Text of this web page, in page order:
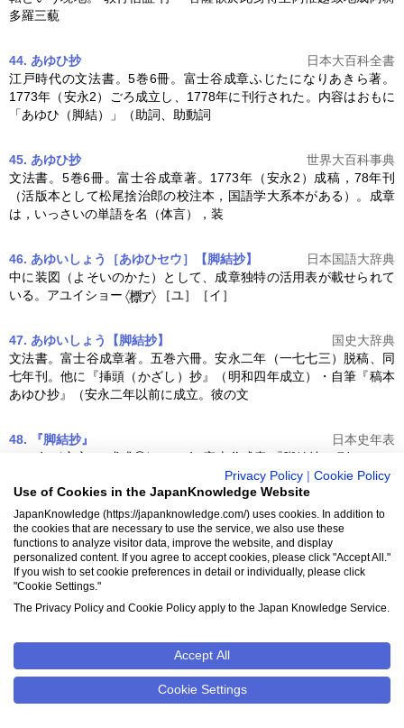
多羅三藐
44. あゆひ抄
日本大百科全書
江戸時代の文法書。5巻6冊。富士谷成章ふじたになりあきら著。
1773年（安永2）ごろ成立し、1778年に刊行された。内容はおもに
「あゆひ（脚結）」（助詞、助動詞
45. あゆひ抄
世界大百科事典
文法書。5巻6冊。富士谷成章著。1773年（安永2）成稿，78年刊
（活版本として松尾捨治郎の校注本，国語学大系本がある）。成章
は，いっさいの単語を名（体言），装
46. あゆいしょう［あゆひセウ］【脚結抄】
日本国語大辞典
中に装図（よそいのかた）として、成章独特の活用表が載せられて
いる。 アユイショー ［ユ］［イ］
47. あゆいしょう【脚結抄】
国史大辞典
文法書。富士谷成章著。五巻六冊。安永二年（一七七三）脱稿、同
七年刊。他に『挿頭（かざし）抄』（明和四年成立）・自筆『稿本
あゆひ抄』（安永二年以前に成立。彼の文
48. 『脚結抄』
日本史年表
1778年〈安永7 戊戌⑦〉 この年 富士谷成章 『脚結抄』 刊。
49. あゆい‐は［あゆひ‥］【脚結派】
〔名〕本居宣長の玉緒派に対して、語学書「脚結抄」の著者富士谷
成章（なりあきら）をはじめ、富士谷御杖（みつえ）、保田光則ら
の一派をさしていう。
50. あ‐ゆ・う［‥ゆふ］【足結】
日本国語大辞典
「アユ」の情報だけではなく、「アユ」に関するさま
Privacy Policy
Cookie Policy
Use of Cookies in the JapanKnowledge Website
JapanKnowledge (https://japanknowledge.com/) uses cookies. In addition to
the cookies that are necessary to use the service, we also use these
functions to analyze visitor data, improve the website, and display
personalized content. If you agree to accept cookies, please click "Accept All."
If you wish to set cookie preferences in detail or individually, please click
"Cookie Settings."
The Privacy Policy and Cookie Policy apply to the Japan Knowledge Service.
Accept All
Cookie Settings